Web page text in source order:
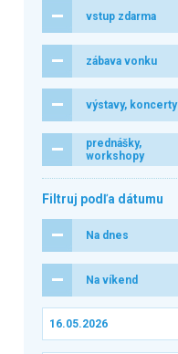
vstup zdarma
zábava vonku
výstavy, koncerty
prednášky,
workshopy
Filtruj podľa dátumu
Na dnes
Na víkend